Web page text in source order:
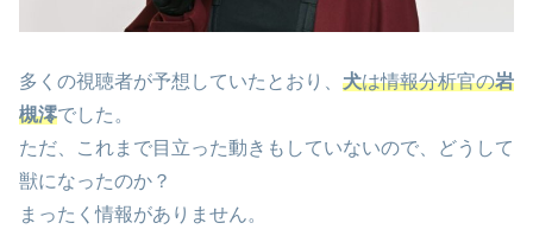
多くの視聴者が予想していたとおり、 犬は情報分析官の岩
槻澪でした。
ただ、これまで目立った動きもしていないので、どうして
獣になったのか？
まったく情報がありません。